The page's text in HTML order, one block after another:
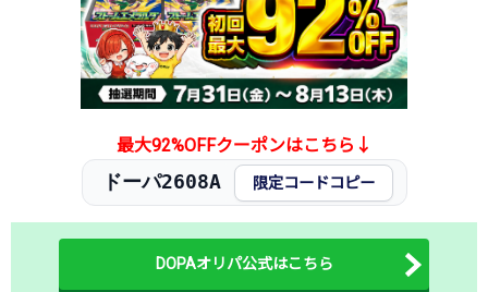
最大92%OFFクーポンはこちら↓
ドーパ2608A 限定コードコピー
DOPAオリパ公式はこちら